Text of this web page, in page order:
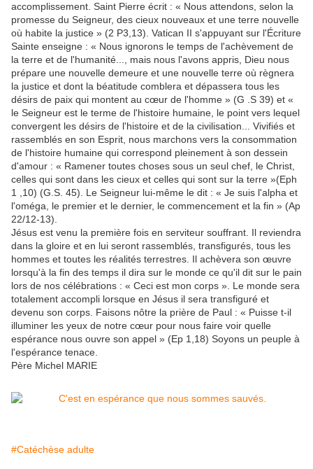
accomplissement. Saint Pierre écrit : « Nous attendons, selon la
promesse du Seigneur, des cieux nouveaux et une terre nouvelle
où habite la justice » (2 P3,13). Vatican II s'appuyant sur l'Écriture
Sainte enseigne : « Nous ignorons le temps de l'achèvement de
la terre et de l'humanité..., mais nous l'avons appris, Dieu nous
prépare une nouvelle demeure et une nouvelle terre où règnera
la justice et dont la béatitude comblera et dépassera tous les
désirs de paix qui montent au cœur de l'homme » (G .S 39) et «
le Seigneur est le terme de l'histoire humaine, le point vers lequel
convergent les désirs de l'histoire et de la civilisation... Vivifiés et
rassemblés en son Esprit, nous marchons vers la consommation
de l'histoire humaine qui correspond pleinement à son dessein
d'amour : « Ramener toutes choses sous un seul chef, le Christ,
celles qui sont dans les cieux et celles qui sont sur la terre »(Eph
1 ,10) (G.S. 45). Le Seigneur lui-même le dit : « Je suis l'alpha et
l'oméga, le premier et le dernier, le commencement et la fin » (Ap
22/12-13).
Jésus est venu la première fois en serviteur souffrant. Il reviendra
dans la gloire et en lui seront rassemblés, transfigurés, tous les
hommes et toutes les réalités terrestres. Il achèvera son œuvre
lorsqu'à la fin des temps il dira sur le monde ce qu'il dit sur le pain
lors de nos célébrations : « Ceci est mon corps ». Le monde sera
totalement accompli lorsque en Jésus il sera transfiguré et
devenu son corps. Faisons nôtre la prière de Paul : « Puisse t-il
illuminer les yeux de notre cœur pour nous faire voir quelle
espérance nous ouvre son appel » (Ep 1,18) Soyons un peuple à
l'espérance tenace.
Père Michel MARIE
#Catéchèse adulte